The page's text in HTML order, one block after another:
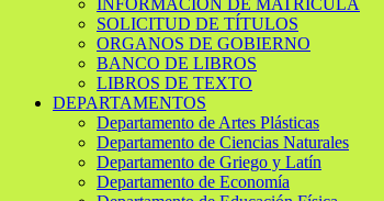
INFORMACIÓN DE MATRÍCULA
SOLICITUD DE TÍTULOS
ORGANOS DE GOBIERNO
BANCO DE LIBROS
LIBROS DE TEXTO
DEPARTAMENTOS
Departamento de Artes Plásticas
Departamento de Ciencias Naturales
Departamento de Griego y Latín
Departamento de Economía